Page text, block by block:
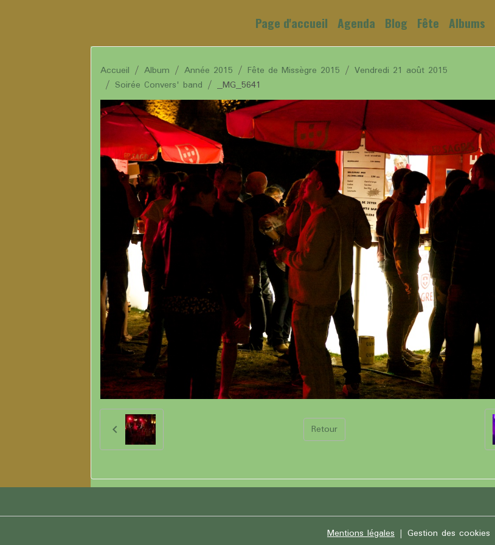
Page d'accueil Agenda Blog Fête Albums
Accueil Album Année 2015 Fête de Missègre 2015
Vendredi 21 août 2015
Soirée Convers' band
_MG_5641
Retour
Mentions légales Gestion des cookies